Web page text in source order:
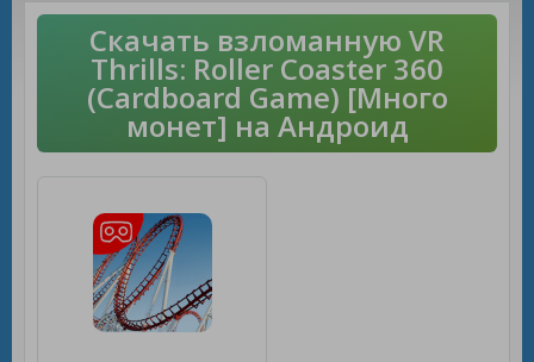
Скачать взломанную VR
Thrills: Roller Coaster 360
(Cardboard Game) [Много
монет] на Андроид